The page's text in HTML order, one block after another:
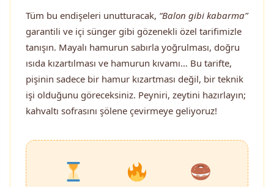
Tüm bu endişeleri unutturacak, “Balon gibi kabarma”
garantili ve içi sünger gibi gözenekli özel tarifimizle
tanışın. Mayalı hamurun sabırla yoğrulması, doğru
ısıda kızartılması ve hamurun kıvamı… Bu tarifte,
pişinin sadece bir hamur kızartması değil, bir teknik
işi olduğunu göreceksiniz. Peyniri, zeytini hazırlayın;
kahvaltı sofrasını şölene çevirmeye geliyoruz!